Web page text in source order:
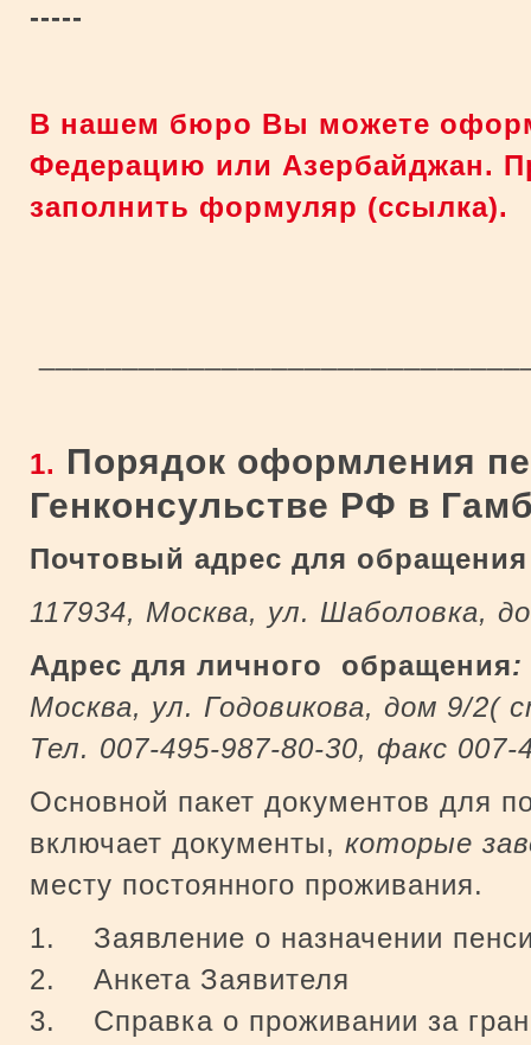
-----
В нашем бюро Вы можете
Федерацию или Азербайджан.
заполнить формуляр (ссылка).
1. Порядок оформления
Генконсульстве РФ в
Почтовый адрес для
117934, Москва, ул. Шаболовка,
Адрес для личного обращения:
Москва, ул. Годовикова, дом 9/2(
Тел. 007-495-987-80-30, факс 007-
Основной пакет документов для
включает документы, которые
месту постоянного проживания.
1. Заявление о назначении
2. Анкета Заявителя
3. Справка о проживании за